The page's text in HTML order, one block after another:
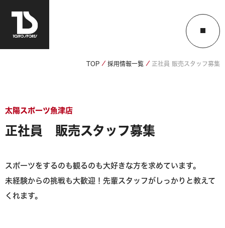
TOP 採用情報一覧 正社員 販売スタッフ募集
太陽スポーツ魚津店
正社員 販売スタッフ募集
スポーツをするのも観るのも大好きな方を求めています。
未経験からの挑戦も大歓迎！先輩スタッフがしっかりと教えて
くれます。